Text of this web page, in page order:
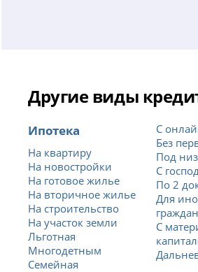
Другие виды
Ипотека
На квартиру
На новостройки
На готовое жилье
На вторичное жилье
На строительство
На участок земли
Льготная
Многодетным
Семейная
С
Без
Под
С
По 2
Для
граждан
С